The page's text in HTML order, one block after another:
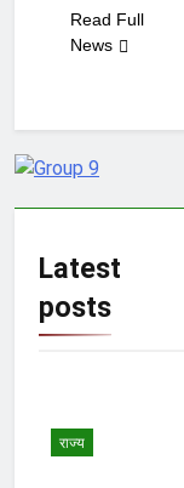
Read Full
News
Latest
posts
राज्य